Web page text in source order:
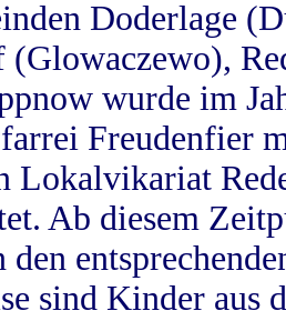
Doderlage
wurde im
Freudenfier
Lokalvikariat
Ab diesem
den
sind Kinder aus